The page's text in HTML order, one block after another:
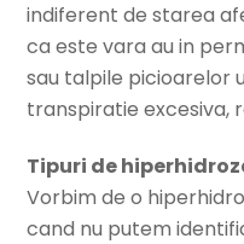
indiferent de starea
ca este vara au in
sau talpile picioarelor
transpiratie excesiva,
Tipuri de
Vorbim de o
cand nu putem